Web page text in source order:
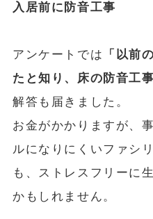
入居前に防音工事
アンケートでは
「以前
たと知り、床の防音工
解答も届きました。
お金がかかりますが、
ルになりにくいファシ
も、ストレスフリーに
かもしれません。